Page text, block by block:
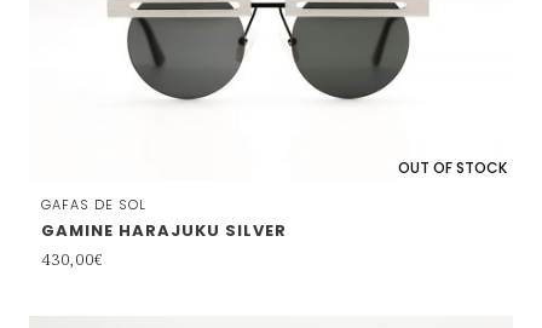
OUT OF STOCK
GAFAS DE SOL
GAMINE HARAJUKU SILVER
430,00€